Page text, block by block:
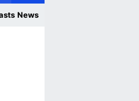
News